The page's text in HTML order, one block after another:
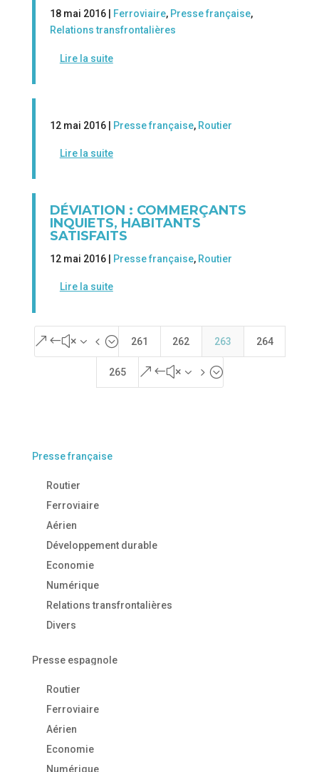
18 mai 2016 | Ferroviaire, Presse française,
Relations transfrontalières
Lire la suite
12 mai 2016 | Presse française, Routier
Lire la suite
DÉVIATION : COMMERÇANTS
INQUIETS, HABITANTS
SATISFAITS
12 mai 2016 | Presse française, Routier
Lire la suite
&#x34; 261 262 263 264
265 &#x35;
Presse française
Routier
Ferroviaire
Aérien
Développement durable
Economie
Numérique
Relations transfrontalières
Divers
Presse espagnole
Routier
Ferroviaire
Aérien
Economie
Numérique